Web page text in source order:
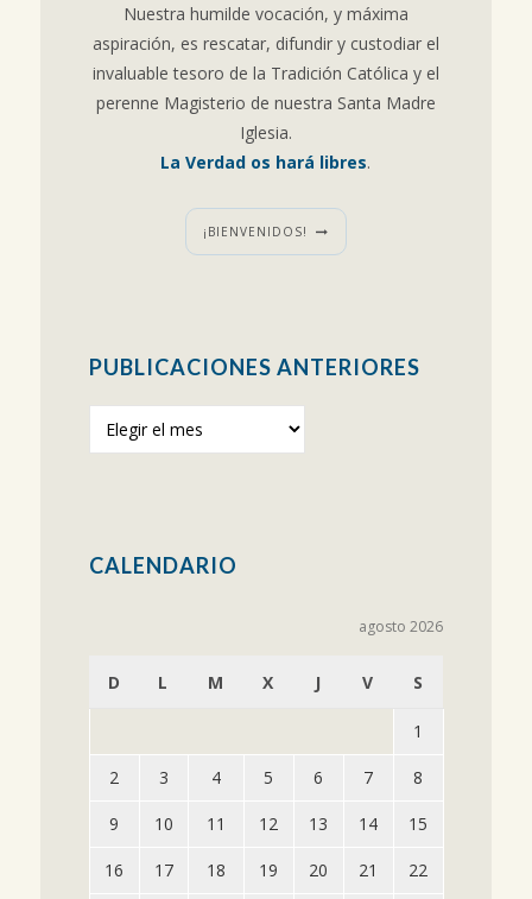
Nuestra humilde vocación, y máxima
aspiración, es rescatar, difundir y custodiar el
invaluable tesoro de la Tradición Católica y el
perenne Magisterio de nuestra Santa Madre
Iglesia.
La Verdad os hará libres.
¡BIENVENIDOS!
PUBLICACIONES ANTERIORES
anteriores
CALENDARIO
agosto 2026
D L M X J V S
1
2 3 4 5 6 7 8
9 10 11 12 13 14 15
16 17 18 19 20 21 22